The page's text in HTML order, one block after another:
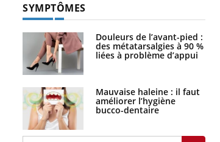
SYMPTÔMES
Douleurs de l’avant-pied :
des métatarsalgies à 90 %
liées à problème d’appui
Mauvaise haleine : il faut
améliorer l’hygiène
bucco-dentaire